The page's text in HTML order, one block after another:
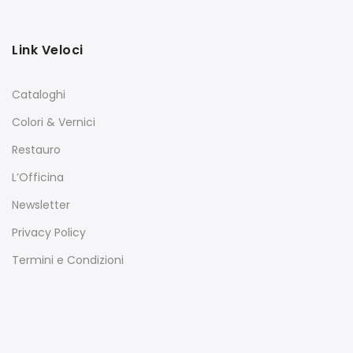
Link Veloci
Cataloghi
Colori & Vernici
Restauro
L’Officina
Newsletter
Privacy Policy
Termini e Condizioni